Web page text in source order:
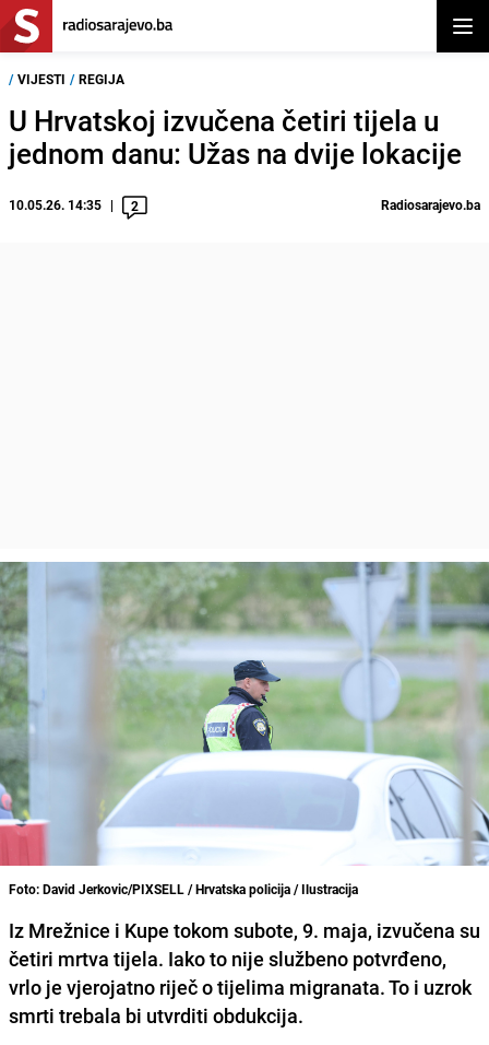
/ VIJESTI / REGIJA
U Hrvatskoj izvučena četiri tijela u
jednom danu: Užas na dvije lokacije
10.05.26. 14:35 2 Radiosarajevo.ba
Foto: David Jerkovic/PIXSELL / Hrvatska policija / Ilustracija
Iz Mrežnice i Kupe tokom subote, 9. maja, izvučena su
četiri mrtva tijela. Iako to nije službeno potvrđeno,
vrlo je vjerojatno riječ o tijelima migranata. To i uzrok
smrti trebala bi utvrditi obdukcija.